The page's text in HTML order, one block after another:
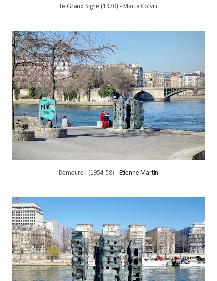
Le Grand Signe (1970) - Marta Colvin
Demeure I (1954-58) - Etienne Martin